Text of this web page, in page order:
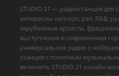
STUDIO 21 — радиостанция для
интересны хип-хоп, рэп, R&B,
зарубежные артисты,
выступления и современная
универсальное радио с
станция с понятным
включить STUDIO 21 онлайн